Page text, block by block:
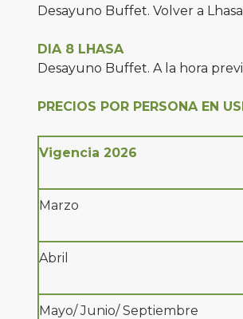
Desayuno Buffet. Volver a
DIA 8 LHASA
Desayuno Buffet. A la hora
PRECIOS POR PERSONA EN
Vigencia 2026
Marzo
Abril
Mayo/ Junio/ Septiembre